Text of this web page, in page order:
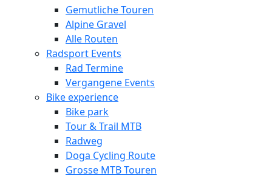
Gemutliche Touren
Alpine Gravel
Alle Routen
Radsport Events
Rad Termine
Vergangene Events
Bike experience
Bike park
Tour & Trail MTB
Radweg
Doga Cycling Route
Grosse MTB Touren